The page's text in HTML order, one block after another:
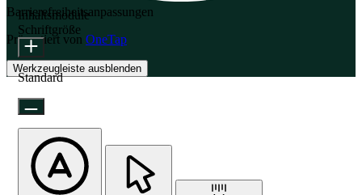
Barrierefreiheitsanpassungen
Präsentiert von OneTap
Werkzeugleiste ausblenden
Inhaltsmodule
Schriftgröße
Standard